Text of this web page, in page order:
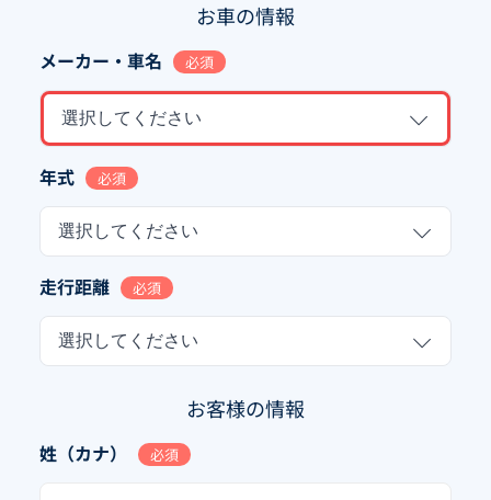
お車の情報
メーカー・車名 必須
選択してください
年式 必須
選択してください
走行距離 必須
選択してください
お客様の情報
姓（カナ） 必須